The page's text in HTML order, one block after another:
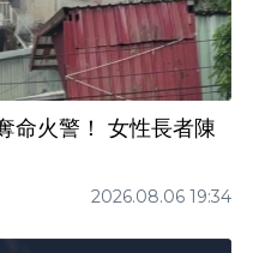
命火警！ 女性長者陳
2026.08.06 19:34